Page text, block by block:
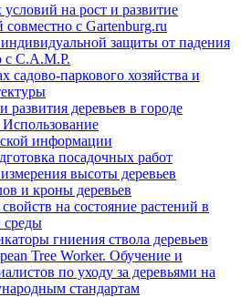
на рост и развитие
совместно с Gartenburg.ru
защиты от падения
с C.A.M.P.
садово-паркового хозяйства и
развития деревьев в городе
информации
посадочных работ
высоты деревьев
и кроны деревьев
на состояние растений в
среды
гниения ствола деревьев
Tree Worker. Обучение и
по уходу за деревьями на
стандартам